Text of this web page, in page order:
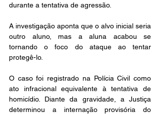
durante a tentativa de agressão.
A investigação aponta que o alvo inicial seria
outro aluno, mas a aluna acabou se
tornando o foco do ataque ao tentar
protegê-lo.
O caso foi registrado na Polícia Civil como
ato infracional equivalente à tentativa de
homicídio. Diante da gravidade, a Justiça
determinou a internação provisória do